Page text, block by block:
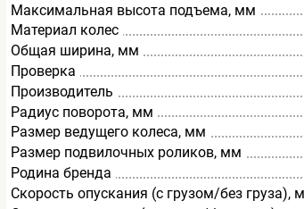
Максимальная высота подъема, мм
Материал колес
Общая ширина, мм
Проверка
Производитель
Радиус поворота, мм
Размер ведущего колеса, мм
Размер подвилочных роликов, мм
Родина бренда
Скорость опускания (с грузом/без груза),